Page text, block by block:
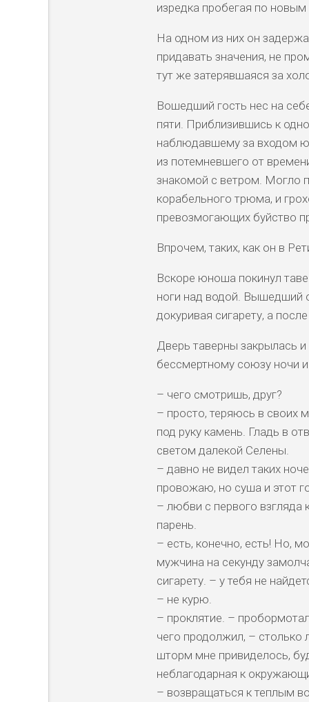
изредка пробегая по
На одном из них он
придавать значения, не
тут же затерявшаяся за
Вошедший гость нес на
пяти. Приблизившись к
наблюдавшему за входом
из потемневшего от
знакомой с ветром. Могло
корабельного трюма, и
превозмогающих буйство
Впрочем, таких, как он в
Вскоре юноша покинул
ноги над водой. Вышедший
докуривая сигарету, а
Дверь таверны закрылась
бессмертному союзу ночи
– чего смотришь, друг?
– просто, теряюсь в своих
под руку камень. Гладь в
светом далекой Селены.
– давно не видел таких
провожаю, но суша и этот
– любви с первого взгляда
парень.
– есть, конечно, есть! Но,
мужчина на секунду
сигарету. – у тебя не
– не курю.
– проклятие. –
чего продолжил, – столько
шторм мне привиделось,
неблагодарная к
– возвращаться к теплым